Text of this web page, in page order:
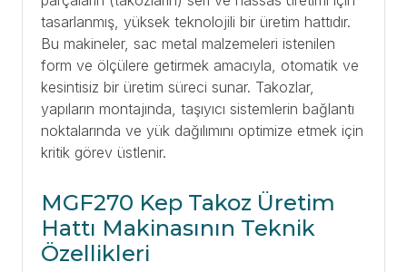
tasarlanmış, yüksek teknolojili bir üretim hattıdır.
Bu makineler, sac metal malzemeleri istenilen
form ve ölçülere getirmek amacıyla, otomatik ve
kesintisiz bir üretim süreci sunar. Takozlar,
yapıların montajında, taşıyıcı sistemlerin bağlantı
noktalarında ve yük dağılımını optimize etmek için
kritik görev üstlenir.
MGF270 Kep Takoz Üretim
Hattı Makinasının Teknik
Özellikleri